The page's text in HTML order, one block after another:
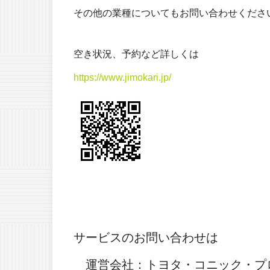
その他の業種についてもお問い合わせくださ
空き状況、予約など詳しくは
https://www.jimokari.jp/
サービスのお問い合わせは
運営会社：トヨタ・コニック・プ